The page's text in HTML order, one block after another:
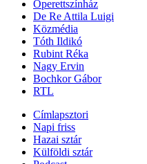
Operettszínház
De Re Attila Luigi
Közmédia
Tóth Ildikó
Rubint Réka
Nagy Ervin
Bochkor Gábor
RTL
Címlapsztori
Napi friss
Hazai sztár
Külföldi sztár